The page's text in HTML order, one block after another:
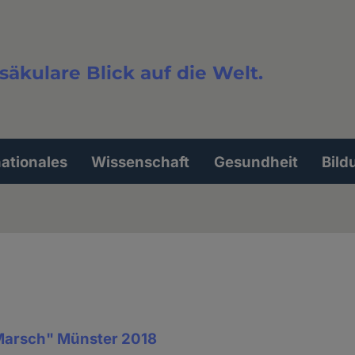
Blick auf die Welt.
Wissenschaft Gesundheit
Münster 2018